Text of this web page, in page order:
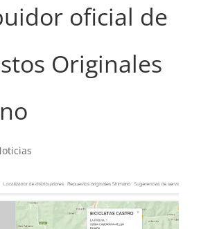
oficial de
Originales